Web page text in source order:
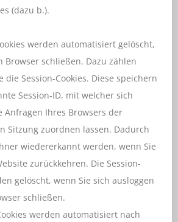
(dazu b.).
werden automatisiert gelöscht,
Browser schließen. Dazu zählen
die Session-Cookies. Diese speichern
Session-ID, mit welcher sich
Anfragen Ihres Browsers der
Sitzung zuordnen lassen. Dadurch
wiedererkannt werden, wenn Sie
zurückkehren. Die Session-
gelöscht, wenn Sie sich ausloggen
schließen.
werden automatisiert nach